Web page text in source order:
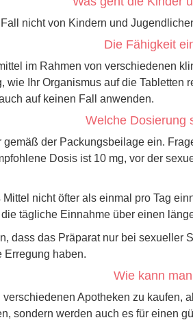
nicht von Kindern und
Die Fähigkeit
im Rahmen von verschiedenen
wie Ihr Organismus auf die
auf keinen Fall anwenden.
Welche Dosierung
der Packungsbeilage ein.
Dosis ist 10 mg, vor der
nicht öfter als einmal pro Tag
tägliche Einnahme über einen
dass das Präparat nur bei
Erregung haben.
Wie kann
Apotheken zu kaufen,
sondern werden auch es für einen